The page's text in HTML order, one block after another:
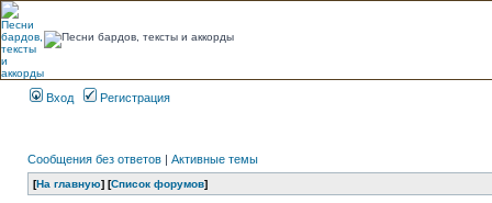
Вход Регистрация
Сообщения без ответов | Активные темы
[На главную] [Список форумов]